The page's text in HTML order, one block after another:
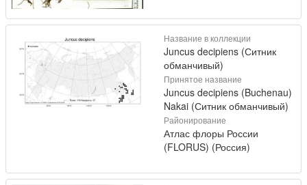
Название в коллекции
Juncus decipiens (Ситник
обманчивый)
Принятое название
Juncus decipiens (Buchenau)
Nakai (Ситник обманчивый)
Районирование
Атлас флоры России
(FLORUS) (Россия)